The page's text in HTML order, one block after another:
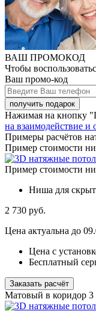
ВАШ ПРОМОКОД
Чтобы
Ваш промо-код
Нажимая на кнопку
на взаимодействие и
Примеры расчётов
Пример стоимости
Пример стоимости
Ниша для
2 730 руб.
Цена актуальна до
Цена с
Бесплатный
Заказать расчёт
Матовый в коридор 3